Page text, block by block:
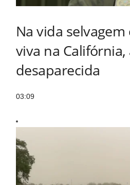
Na vida
viva na Califórnia,
desaparecida
03:09